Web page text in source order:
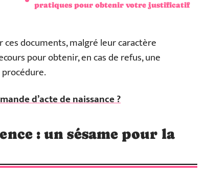
pratiques pour obtenir votre justificatif
documents, malgré leur caractère
pour obtenir, en cas de refus, une
d’acte de naissance ?
: un sésame pour la